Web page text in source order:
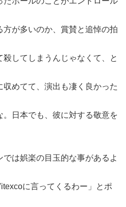
が多いのか、賞賛と追悼の拍
してしまうんじゃなくて、と
めてて、演出も凄く良かった
日本でも、彼に対する敬意を
は娯楽の目玉的な事があるよ
に言ってくるわー」とポ